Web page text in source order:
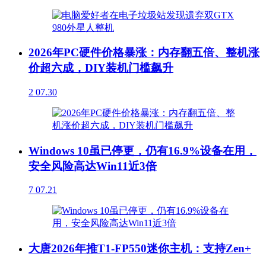
2026年PC硬件价格暴涨：内存翻五倍、整机涨
价超六成，DIY装机门槛飙升
2 07.30
Windows 10虽已停更，仍有16.9%设备在用，
安全风险高达Win11近3倍
7 07.21
大唐2026年推T1-FP550迷你主机：支持Zen+